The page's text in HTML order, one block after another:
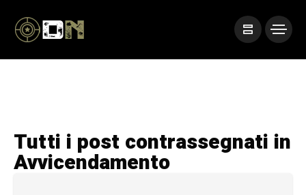
Tutti i post contrassegnati in
Avvicendamento